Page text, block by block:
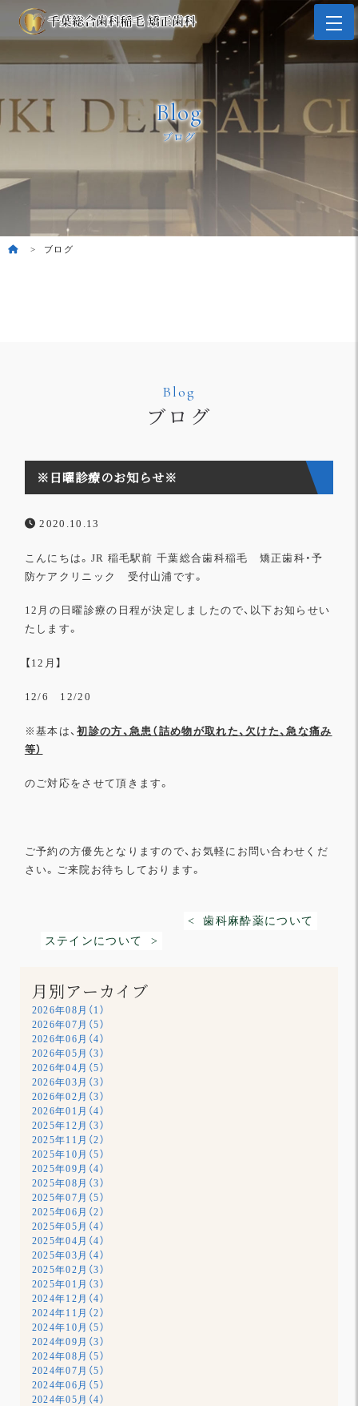
Blog
ブログ
ブログ
Blog
ブログ
※日曜診療のお知らせ※
2020.10.13
こんにちは。 JR 稲毛駅前 千葉総合歯科稲毛 矯正歯科・予
防ケアクリニック
受付山浦です。
12月の日曜診療の日程が決定しましたので、以下お知らせい
たします。
【12月】
12/6 12/20
※基本は、初診の方、急患（詰め物が取れた、欠けた、急な痛み
等）
のご対応をさせて頂きます。
ご予約の方優先となりますので、お気軽にお問い合わせくだ
さい。ご来院お待ちしております。
< 歯科麻酔薬について
ステインについて >
月別アーカイブ
2026年08月（1）
2026年07月（5）
2026年06月（4）
2026年05月（3）
2026年04月（5）
2026年03月（3）
2026年02月（3）
2026年01月（4）
2025年12月（3）
2025年11月（2）
2025年10月（5）
2025年09月（4）
2025年08月（3）
2025年07月（5）
2025年06月（2）
2025年05月（4）
2025年04月（4）
2025年03月（4）
2025年02月（3）
2025年01月（3）
2024年12月（4）
2024年11月（2）
2024年10月（5）
2024年09月（3）
2024年08月（5）
2024年07月（5）
2024年06月（5）
2024年05月（4）